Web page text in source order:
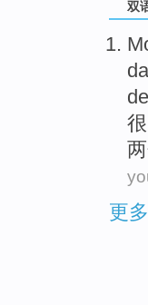
双
两
更